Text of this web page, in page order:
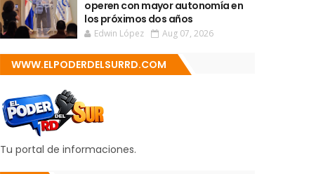
operen con mayor autonomía en
los próximos dos años
Edwin López Aug 07, 2026
WWW.ELPODERDELSURRD.COM
Tu portal de informaciones.